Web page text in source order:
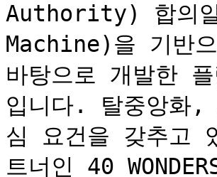
Authority) 합의
Machine)을 기반
바탕으로 개발한
입니다. 탈중앙화,
심 요건을 갖추고
트너인 40